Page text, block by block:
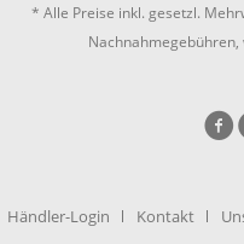
* Alle Preise inkl. gesetzl.
Händler-Login Kontakt